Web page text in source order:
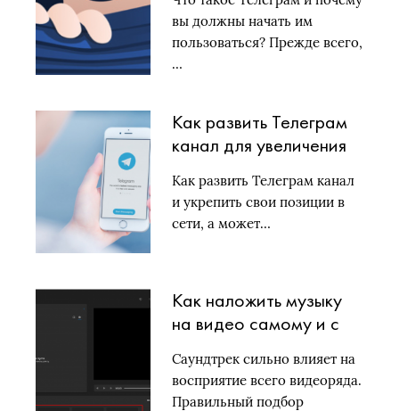
вы должны начать им
пользоваться? Прежде всего,
…
Как развить Телеграм
канал для увеличения
Как развить Телеграм канал
и укрепить свои позиции в
сети, а может…
Как наложить музыку
на видео самому и с
Саундтрек сильно влияет на
восприятие всего видеоряда.
Правильный подбор